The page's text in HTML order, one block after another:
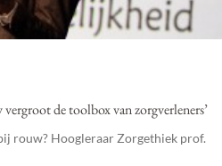
de toolbox van zorgverleners’
rouw? Hoogleraar Zorgethiek prof.